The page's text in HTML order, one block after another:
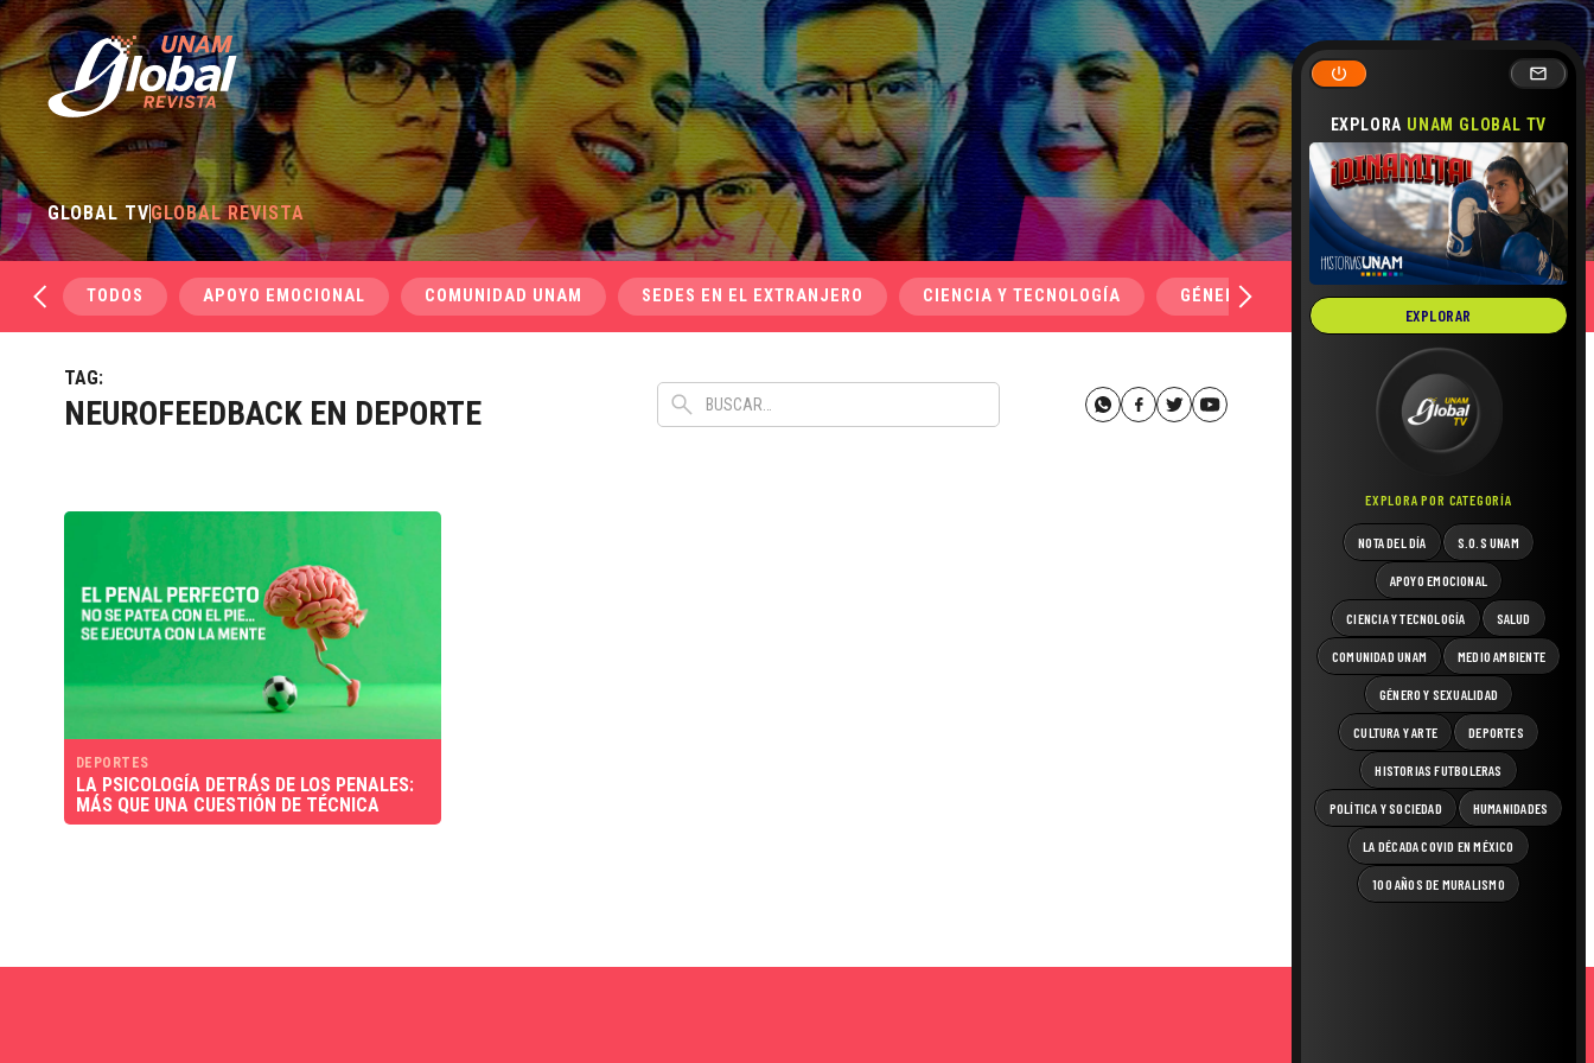
EXPLORA UNAM GLOBAL TV
EXPLORAR
EXPLORA POR CATEGORÍA
NOTA DEL DÍA S.O.S UNAM
APOYO EMOCIONAL
CIENCIA Y TECNOLOGÍA SALUD
COMUNIDAD UNAM MEDIO AMBIENTE
GÉNERO Y SEXUALIDAD
CULTURA Y ARTE DEPORTES
HISTORIAS FUTBOLERAS
POLÍTICA Y SOCIEDAD HUMANIDADES
LA DÉCADA COVID EN MÉXICO
100 AÑOS DE MURALISMO
GLOBAL TVGLOBAL REVISTA
TODOS APOYO EMOCIONAL COMUNIDAD UNAM SEDES EN EL EXTRANJERO CIENCIA Y TECNOLOGÍA GÉNERO Y SEXUALIDAD SALUD
TAG:
NEUROFEEDBACK EN DEPORTE
DEPORTES
LA PSICOLOGÍA DETRÁS DE LOS PENALES:
MÁS QUE UNA CUESTIÓN DE TÉCNICA